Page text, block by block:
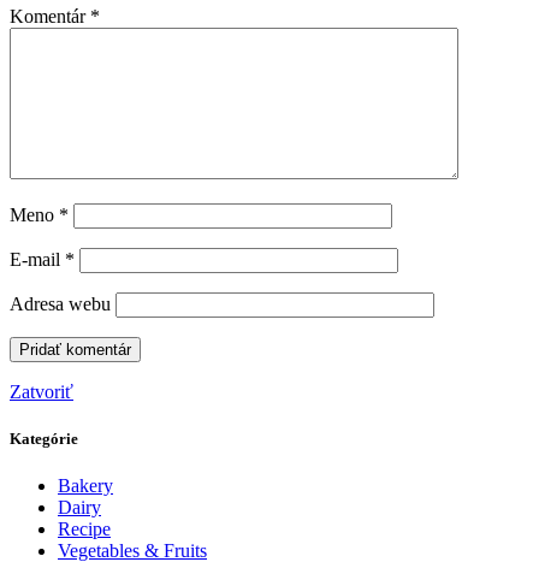
Komentár *
Meno *
E-mail *
Adresa webu
Zatvoriť
Kategórie
Bakery
Dairy
Recipe
Vegetables & Fruits